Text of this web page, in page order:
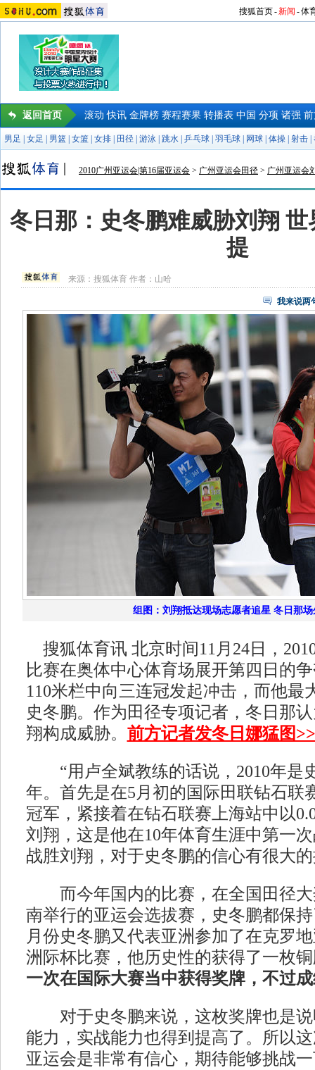
搜狐首页-新闻 -体
返回首页 滚动 快讯 金牌榜 赛程赛果 转播表 中国 分项 诸强
男足 女足 男篮 女篮 女排 田径 游泳 跳水 乒乓球 羽毛球 网球 体操 射击
2010广州亚运会|第16届亚运会 > 广州亚运会田径 > 广州亚运会
冬日那：史冬鹏难威胁刘翔
提
来源：搜狐体育 作者：山哈
我来说两
组图：刘翔抵达现场志愿者追星 冬日那
搜狐体育讯 北京时间11月24日，
比赛在奥体中心体育场展开第四日的
110米栏中向三连冠发起冲击，而他最
史冬鹏。作为田径专项记者，冬日那
翔构成威胁。 前方记者发冬日娜猛图>>
“用卢全斌教练的话说，2010年是
年。首先是在5月初的国际田联钻石联
冠军，紧接着在钻石联赛上海站中以
刘翔，这是他在10年体育生涯中第一
战胜刘翔，对于史冬鹏的信心有很大
而今年国内的比赛，在全国田径大
南举行的亚运会选拔赛，史冬鹏都保
月份史冬鹏又代表亚洲参加了在克罗
洲际杯比赛，他历史性的获得了一枚
一次在国际大赛当中获得奖牌，不过
对于史冬鹏来说，这枚奖牌也是说
能力，实战能力也得到提高了。所以
亚运会是非常有信心，期待能够挑战